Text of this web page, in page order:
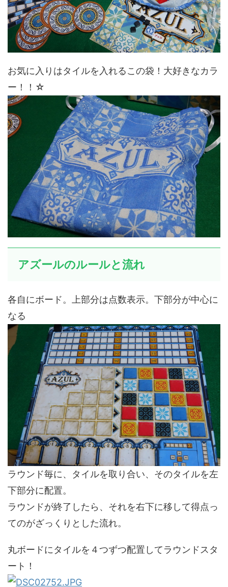
お気に入りはタイルを入れるこの袋！大好きなカラ
ー！！☆
アズールのルールと流れ
各自にボード。上部分は点数表示。下部分が中心に
なる
ラウンド毎に、タイルを取り合い、そのタイルを左
下部分に配置。
ラウンドが終了したら、それを右下に移して得点っ
てのがざっくりとした流れ。
丸ボードにタイルを４つずつ配置してラウンドスタ
ート！